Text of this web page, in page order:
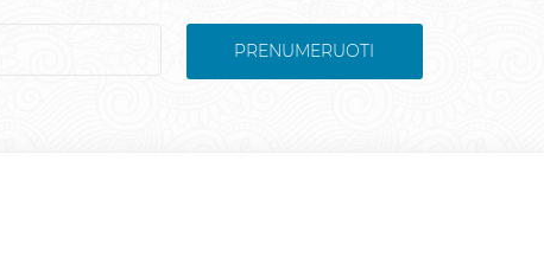
PRENUMERUOTI